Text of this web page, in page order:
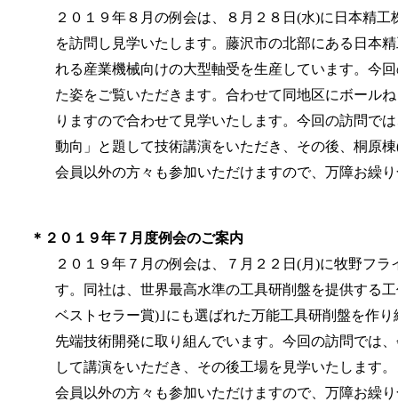
２０１９年８月の例会は、８月２８日(水)に日本精
を訪問し見学いたします。藤沢市の北部にある日本
れる産業機械向けの大型軸受を生産しています。今
た姿をご覧いただきます。合わせて同地区にボール
りますので合わせて見学いたします。 今回の訪問で
動向」と題して技術講演をいただき、その後、桐原
会員以外の方々も参加いただけますので、 万障お繰
＊２０１９年７月度例会のご案内
２０１９年７月の例会は、７月２２日(月)に牧野フ
す。同社は、世界最高水準の工具研削盤を提供する
ベストセラー賞)｣にも選ばれた万能工具研削盤を作
先端技術開発に取り組んでいます。 今回の訪問では
して講演をいただき、その後工場を見学いたします。
会員以外の方々も参加いただけますので、 万障お繰